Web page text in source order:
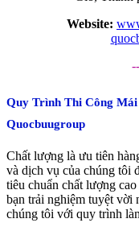
Website:
Quy Trình Thi Công
Quocbuugroup
Chất lượng là ưu tiên
và dịch vụ của chúng tôi
tiêu chuẩn chất lượng
bạn trải nghiệm tuyệt vời
chúng tôi với quy trình